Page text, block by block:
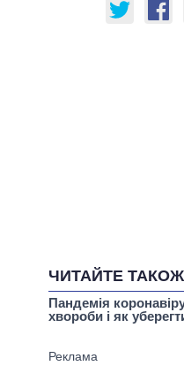
ЧИТАЙТЕ ТАКОЖ
Пандемія
хвороби і як